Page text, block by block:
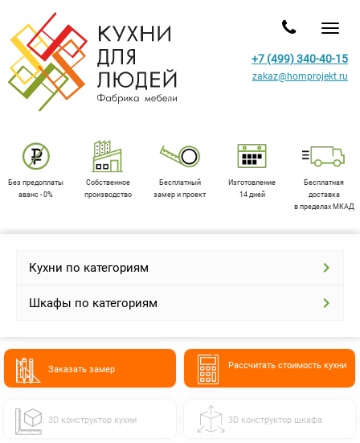
Без предоплаты
аванс - 0%
Собственное
производство
Бесплатный
замер и проект
Изготовление
14 дней
Бесплатная
доставка
в пределах МКАД
+7 (499) 340-40-15
zakaz@homprojekt.ru
Кухни по категориям
Шкафы по категориям
Заказать замер Расcчитать стоимость кухни
3D конструктор кухни 3D конструктор шкафа